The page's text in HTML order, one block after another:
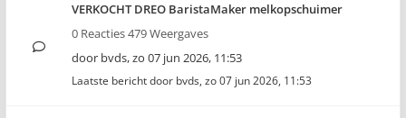
VERKOCHT DREO BaristaMaker melkopschuimer
0 Reacties 479 Weergaves
door bvds,zo 07 jun 2026, 11:53
Laatste bericht door bvds, zo 07 jun 2026, 11:53